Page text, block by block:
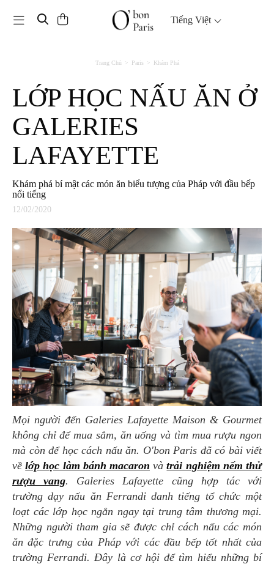
Toggle navigation Tiếng Việt
Trang Chủ Paris Khám Phá
LỚP HỌC NẤU ĂN Ở
GALERIES
LAFAYETTE
Khám phá bí mật các món ăn biểu tượng của Pháp với đầu bếp
nổi tiếng
12/02/2020
Mọi người đến Galeries Lafayette Maison & Gourmet
không chỉ để mua sắm, ăn uống và tìm mua rượu ngon
mà còn để học cách nấu ăn. O'bon Paris đã có bài viết
vềlớp học làm bánh macaron vàtrải nghiệm nếm thử
rượu vang. Galeries Lafayette cũng hợp tác với
trường dạy nấu ăn Ferrandi danh tiếng tổ chức một
loạt các lớp học ngắn ngay tại trung tâm thương mại.
Những người tham gia sẽ được chỉ cách nấu các món
ăn đặc trưng của Pháp với các đầu bếp tốt nhất của
trường Ferrandi. Đây là cơ hội để tìm hiểu những bí